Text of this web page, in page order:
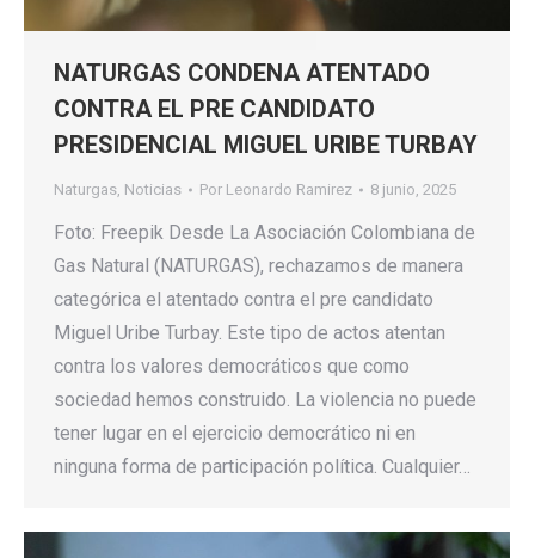
NATURGAS CONDENA ATENTADO
CONTRA EL PRE CANDIDATO
PRESIDENCIAL MIGUEL URIBE TURBAY
Naturgas, Noticias Por Leonardo Ramirez 8 junio, 2025
Foto: Freepik Desde La Asociación Colombiana de
Gas Natural (NATURGAS), rechazamos de manera
categórica el atentado contra el pre candidato
Miguel Uribe Turbay. Este tipo de actos atentan
contra los valores democráticos que como
sociedad hemos construido. La violencia no puede
tener lugar en el ejercicio democrático ni en
ninguna forma de participación política. Cualquier…